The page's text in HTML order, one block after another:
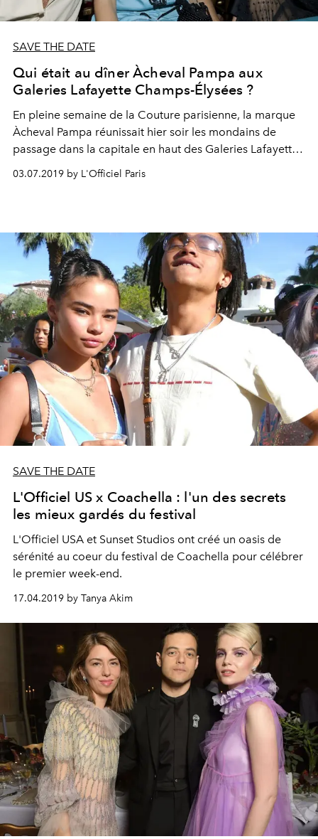
SAVE THE DATE
Qui était au dîner Àcheval Pampa aux
Galeries Lafayette Champs-Élysées ?
En pleine semaine de la Couture parisienne, la marque
Àcheval Pampa réunissait hier soir les mondains de
passage dans la capitale en haut des Galeries Lafayette
Champs-Élysées, autour d'un dîner exclusif signé Caviar
Kaspia. Le mannequin Alexandra Ricci, la styliste Ada
03.07.2019 by L'Officiel Paris
SAVE THE DATE
L'Officiel US x Coachella : l'un des secrets
les mieux gardés du festival
L'Officiel USA et Sunset Studios ont créé un oasis de
sérénité au coeur du festival de Coachella pour célébrer
le premier week-end.
17.04.2019 by Tanya Akim